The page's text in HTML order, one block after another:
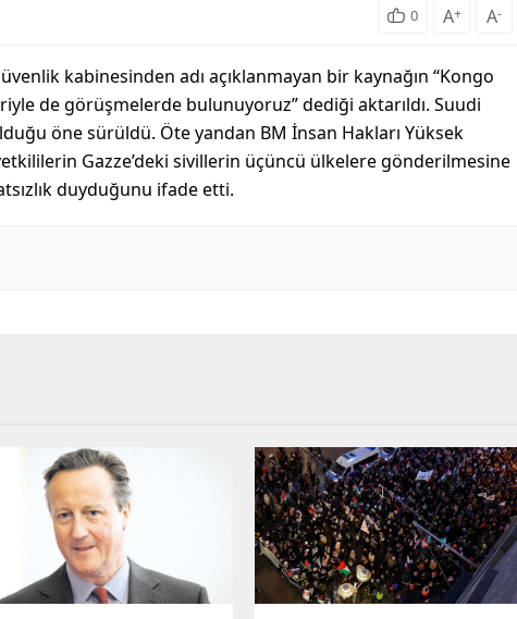
0 A+ A-
kabinesinden adı açıklanmayan bir kaynağın “Kongo
de görüşmelerde bulunuyoruz” dediği aktarıldı. Suudi
öne sürüldü. Öte yandan BM İnsan Hakları Yüksek
Gazze’deki sivillerin üçüncü ülkelere gönderilmesine
duyduğunu ifade etti.